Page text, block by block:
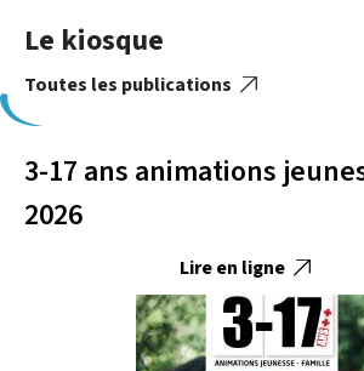
Le kiosque
Toutes les publications
3-17 ans animations
2026
Lire en ligne